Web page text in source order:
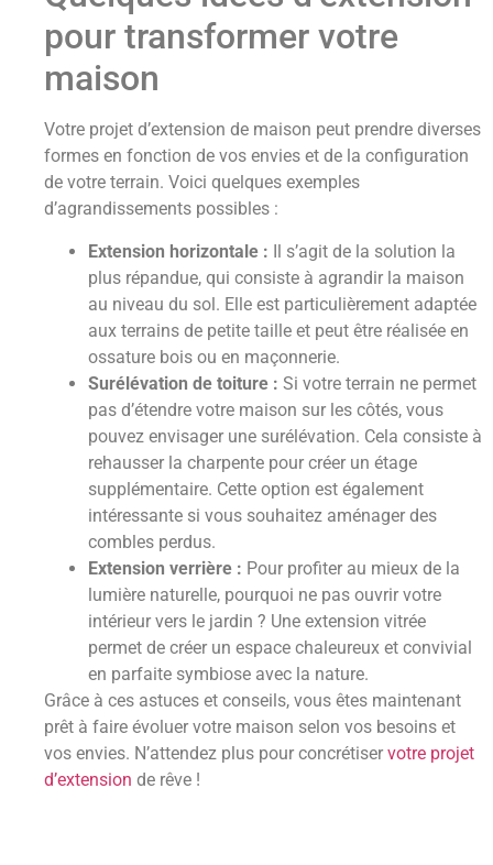
pour transformer votre
maison
Votre projet d’extension de maison peut prendre diverses
formes en fonction de vos envies et de la configuration
de votre terrain. Voici quelques exemples
d’agrandissements possibles :
Extension horizontale : Il s’agit de la solution la
plus répandue, qui consiste à agrandir la maison
au niveau du sol. Elle est particulièrement adaptée
aux terrains de petite taille et peut être réalisée en
ossature bois ou en maçonnerie.
Surélévation de toiture : Si votre terrain ne permet
pas d’étendre votre maison sur les côtés, vous
pouvez envisager une surélévation. Cela consiste à
rehausser la charpente pour créer un étage
supplémentaire. Cette option est également
intéressante si vous souhaitez aménager des
combles perdus.
Extension verrière : Pour profiter au mieux de la
lumière naturelle, pourquoi ne pas ouvrir votre
intérieur vers le jardin ? Une extension vitrée
permet de créer un espace chaleureux et convivial
en parfaite symbiose avec la nature.
Grâce à ces astuces et conseils, vous êtes maintenant
prêt à faire évoluer votre maison selon vos besoins et
vos envies. N’attendez plus pour concrétiser votre projet
d’extension de rêve !